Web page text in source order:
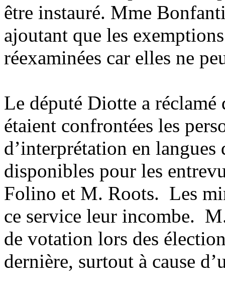
être instauré. Mme
ajoutant que les
réexaminées car elles ne
Le député Diotte a réclamé
étaient confrontées les
d’interprétation en langues
disponibles pour les
Folino et M. Roots. Les
ce service leur incombe.
de votation lors des
dernière, surtout à cause